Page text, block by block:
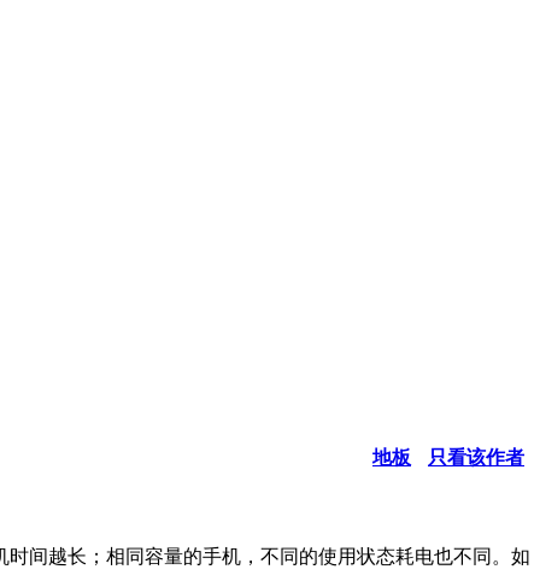
地板 只看该作者
间越长；相同容量的手机，不同的使用状态耗电也不同。如